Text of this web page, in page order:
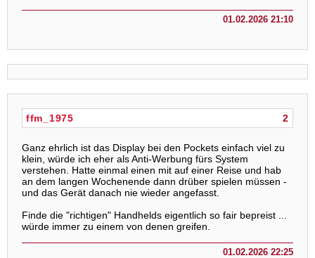
01.02.2026 21:10
2
ffm_1975
Ganz ehrlich ist das Display bei den Pockets einfach viel zu
klein, würde ich eher als Anti-Werbung fürs System
verstehen. Hatte einmal einen mit auf einer Reise und hab
an dem langen Wochenende dann drüber spielen müssen -
und das Gerät danach nie wieder angefasst.
Finde die "richtigen" Handhelds eigentlich so fair bepreist ...
würde immer zu einem von denen greifen.
01.02.2026 22:25